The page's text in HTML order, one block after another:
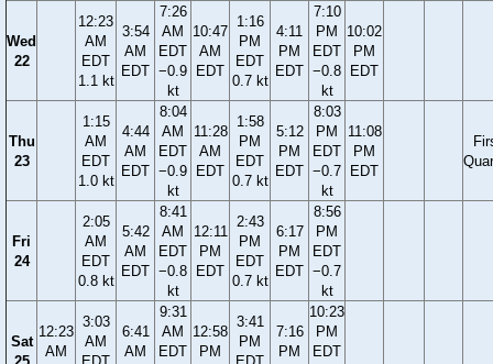
Wed
22
12:23
AM
EDT
1.1 kt
3:54
AM
EDT
7:26
AM
EDT
−0.9
kt
10:47
AM
EDT
1:16
PM
EDT
0.7 kt
4:11
PM
EDT
7:10
PM
EDT
−0.8
kt
10:02
PM
EDT
Thu
23
1:15
AM
EDT
1.0 kt
4:44
AM
EDT
8:04
AM
EDT
−0.9
kt
11:28
AM
EDT
1:58
PM
EDT
0.7 kt
5:12
PM
EDT
8:03
PM
EDT
−0.7
kt
11:08
PM
EDT
Fri
24
2:05
AM
EDT
0.8 kt
5:42
AM
EDT
8:41
AM
EDT
−0.8
kt
12:11
PM
EDT
2:43
PM
EDT
0.7 kt
6:17
PM
EDT
8:56
PM
EDT
−0.7
kt
Sat
12:23
AM
3:03
AM
6:41
AM
9:31
AM
EDT
12:58
PM
3:41
PM
7:16
PM
10:23
PM
EDT